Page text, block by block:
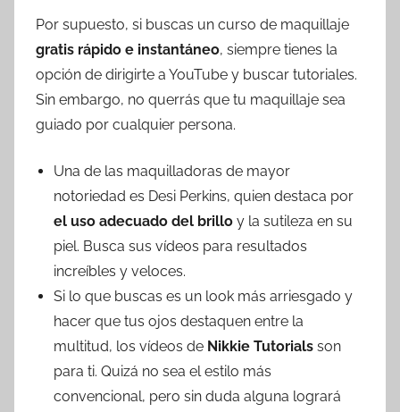
Por supuesto, si buscas un curso de maquillaje
gratis rápido e instantáneo, siempre tienes la
opción de dirigirte a YouTube y buscar tutoriales.
Sin embargo, no querrás que tu maquillaje sea
guiado por cualquier persona.
Una de las maquilladoras de mayor
notoriedad es Desi Perkins, quien destaca por
el uso adecuado del brillo y la sutileza en su
piel. Busca sus vídeos para resultados
increíbles y veloces.
Si lo que buscas es un look más arriesgado y
hacer que tus ojos destaquen entre la
multitud, los vídeos de Nikkie Tutorials son
para ti. Quizá no sea el estilo más
convencional, pero sin duda alguna logrará